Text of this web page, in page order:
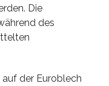
Die
des
der Euroblech